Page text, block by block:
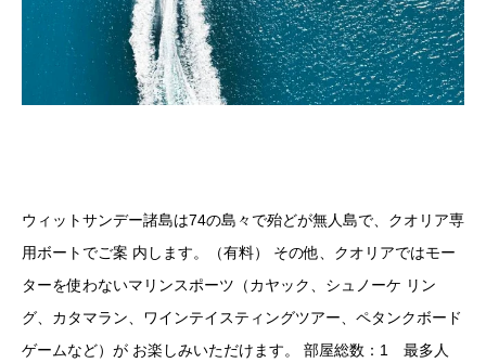
ウィットサンデー諸島は74の島々で殆どが無人島で、クオリア専
用ボートでご案 内します。（有料） その他、クオリアではモー
ターを使わないマリンスポーツ（カヤック、シュノーケ リン
グ、カタマラン、ワインテイスティングツアー、ペタンクボード
ゲームなど）が お楽しみいただけます。 部屋総数：1 最多人